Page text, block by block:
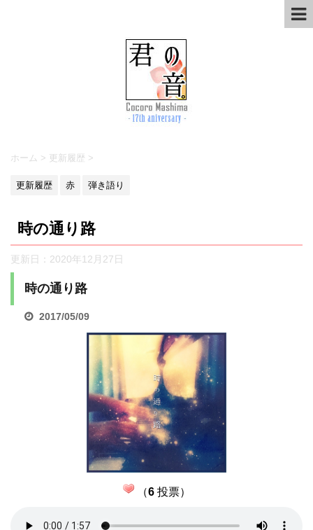
ホーム > 更新履歴 >
更新履歴 赤 弾き語り
時の通り路
更新日： 2020年12月27日
時の通り路
2017/05/09
（6投票）